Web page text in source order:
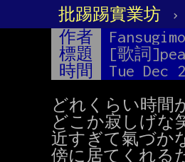
批踢踢實業坊 ›
作者
標題
[歌詞
時間
Tue Dec
どれくらい時間
どこか寂しげな
近すぎて氣づか
傍に居てくれる